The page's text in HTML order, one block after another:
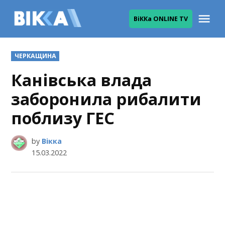
ВіККа ONLINE TV
POSTED
IN
ЧЕРКАЩИНА
Канівська влада
заборонила рибалити
поблизу ГЕС
by Вікка
15.03.2022